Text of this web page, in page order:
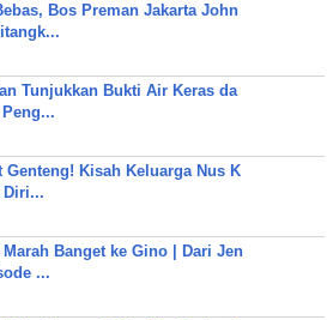
Bos Preman Jakarta John
Tunjukkan Bukti Air Keras da
Genteng! Kisah Keluarga Nus K
Diri...
Banget ke Gino | Dari Jen
...